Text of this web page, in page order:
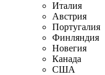
Италия
Австрия
Португалия
Финляндия
Новегия
Канада
США